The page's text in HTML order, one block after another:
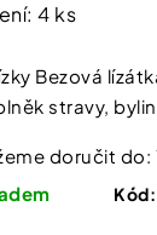
4 ks
Bezová
stravy,
doručit do:
Kód: